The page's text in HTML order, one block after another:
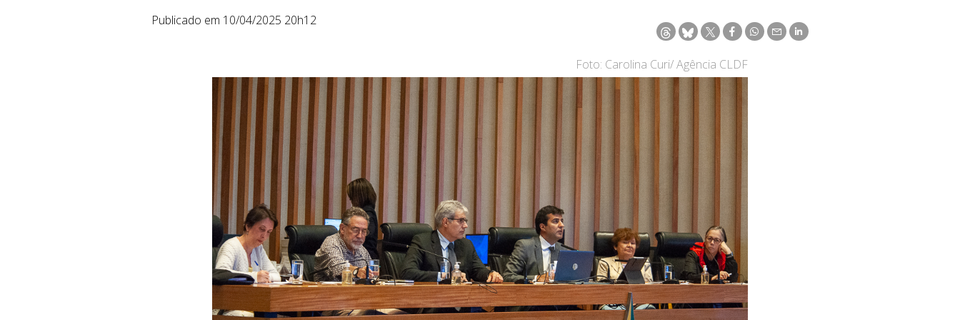
Publicado em 10/04/2025 20h12
Foto: Carolina Curi/ Agência CLDF